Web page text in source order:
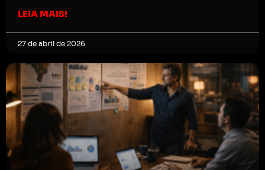
LEIA MAIS!
27 de abril de 2026